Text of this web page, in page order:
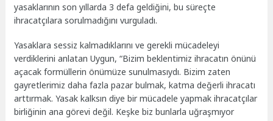
yasaklarının son yıllarda 3 defa geldiğini, bu süreçte
ihracatçılara sorulmadığını vurguladı.
Yasaklara sessiz kalmadıklarını ve gerekli mücadeleyi
verdiklerini anlatan Uygun, “Bizim beklentimiz ihracatın önünü
açacak formüllerin önümüze sunulmasıydı. Bizim zaten
gayretlerimiz daha fazla pazar bulmak, katma değerli ihracatı
arttırmak. Yasak kalksın diye bir mücadele yapmak ihracatçılar
birliğinin ana görevi değil. Keşke biz bunlarla uğraşmıyor